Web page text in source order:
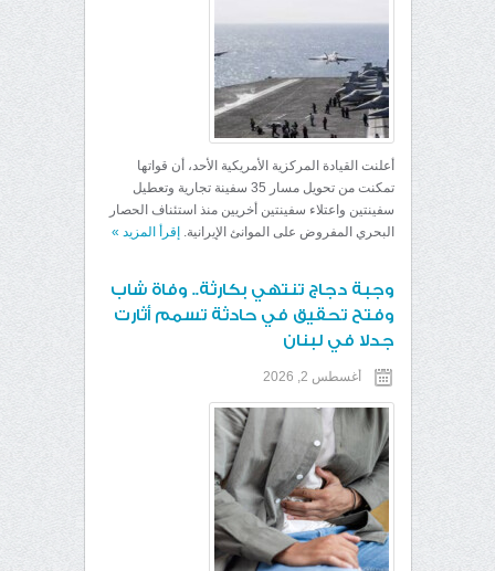
أعلنت القيادة المركزية الأمريكية الأحد، أن قواتها
تمكنت من تحويل مسار 35 سفينة تجارية وتعطيل
سفينتين واعتلاء سفينتين أخريين منذ استئناف الحصار
البحري المفروض على الموانئ الإيرانية. إقرأ المزيد »
وجبة دجاج تنتهي بكارثة.. وفاة شاب
وفتح تحقيق في حادثة تسمم أثارت
جدلا في لبنان
أغسطس 2, 2026